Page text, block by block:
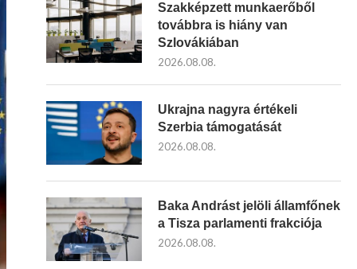
Szakképzett munkaerőből
továbbra is hiány van
Szlovákiában
2026.08.08.
Ukrajna nagyra értékeli
Szerbia támogatását
2026.08.08.
Baka Andrást jelöli államfőnek
a Tisza parlamenti frakciója
2026.08.08.